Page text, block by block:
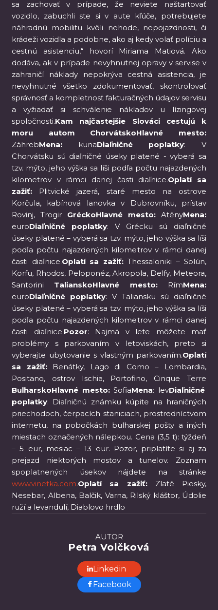
AUTOR
Petra Volčková
Linkedin
Facebook
sa zachovať v prípade, že neviete naštartovať
vozidlo, zabuchli ste si v aute kľúče, potrebujete
náhradnú mobilitu kvôli nehode, nepojazdnosti, či
krádeži vozidla a podobne, ako aj kedy volať políciu a
cestnú asistenciu,“ hovorí Miriama Matiová. Ako
dodáva, ak v prípade nevyhnutnej opravy v servise v
zahraničí náklady nepokrýva cestná asistencia, je
nevyhnutné všetko zdokumentovať, skontrolovať
správnosť a kompletnosť fakturačných údajov servisu
a vyžiadať si schválenie nákladov u lízingovej
spoločnosti.Kam najčastejšie Slováci cestujú k
moru autom ChorvátskoHlavné mesto:
ZáhrebMena: kunaDiaľničné poplatky: V
Chorvátsku sú diaľničné úseky platené - vyberá sa
tzv. mýto, jeho výška sa líši podľa počtu najazdených
kilometrov v rámci danej časti diaľnice.Oplatí sa
zažiť: Plitvické jazerá, staré mesto na ostrove
Korčula, kabínová lanovka v Dubrovníku, prístav
Rovinj, Trogir GréckoHlavné mesto: AtényMena:
euroDiaľničné poplatky: V Grécku sú diaľničné
úseky platené – vyberá sa tzv. mýto, jeho výška sa líši
podľa počtu najazdených kilometrov v rámci danej
časti diaľnice.Oplatí sa zažiť:Thessaloniki – Solún,
Korfu, Rhodos, Peloponéz, Akropola, Delfy, Meteora,
Santorini TalianskoHlavné mesto:RímMena:
euroDiaľničné poplatky: V Taliansku sú diaľničné
úseky platené – vyberá sa tzv. mýto, jeho výška sa líši
podľa počtu najazdených kilometrov v rámci danej
časti diaľnice.Pozor: Najmä v lete môžete mať
problémy s parkovaním v letoviskách, preto si
vyberajte ubytovanie s vlastným parkovaním.Oplatí
sa zažiť: Benátky, Lago di Como – Lombardia,
Positano, ostrov Ischia, Portofino, Cinque Terre
BulharskoHlavné mesto:SofiaMena: levDiaľničné
poplatky: Diaľničnú známku kúpite na hraničných
priechodoch, čerpacích staniciach, prostredníctvom
internetu, na pobočkách bulharskej pošty a iných
miestach označených nálepkou. Cena (3,5 t): týždeň
– 5 eur, mesiac – 13 eur. Pozor, priplatíte si aj za
prejazd niektorých mostov a tunelov. Zoznam
spoplatnených úsekov nájdete na stránke
www.vinetka.com.Oplatí sa zažiť:Zlaté Piesky,
Nesebar, Albena, Balčik, Varna, Rilský kláštor, Údolie
ruží a levandulí, Diablovo hrdlo